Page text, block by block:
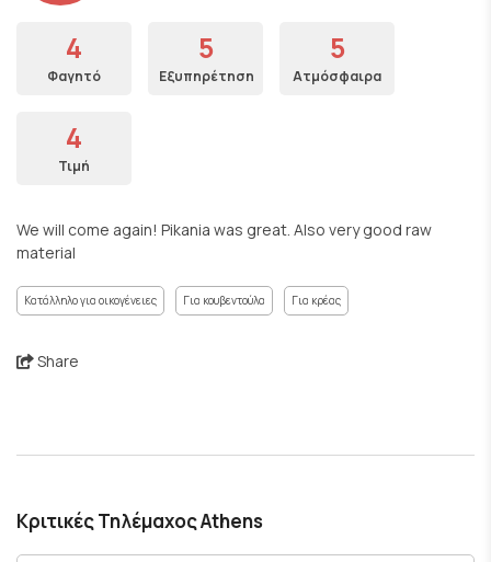
4
Φαγητό
5
Εξυπηρέτηση
5
Ατμόσφαιρα
4
Τιμή
We will come again! Pikania was great. Also very good raw
material
Κατάλληλο για οικογένειες Για κουβεντούλα Για κρέας
Share
Κριτικές Τηλέμαχος Athens